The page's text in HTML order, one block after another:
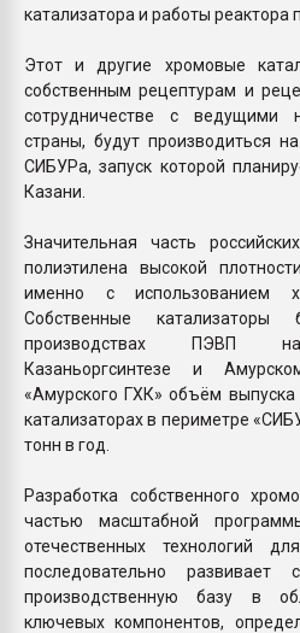
катализатора и работы реактора
Этот и другие хромовые
собственным рецептурам и
сотрудничестве с ведущими
страны, будут производиться
СИБУРа, запуск которой
Казани.
Значительная часть
полиэтилена высокой
именно с использованием
Собственные
производствах ПЭВП на
Казаньоргсинтезе и
«Амурского ГХК» объём
катализаторах в периметре
тонн в год.
Разработка собственного
частью масштабной
отечественных технологий
последовательно развивает
производственную базу в
ключевых компонентов,